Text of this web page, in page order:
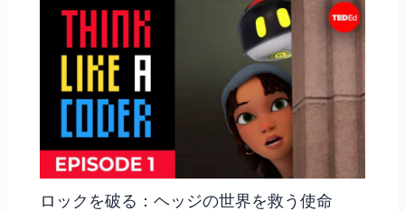
ロックを破る：ヘッジの世界を救う使命